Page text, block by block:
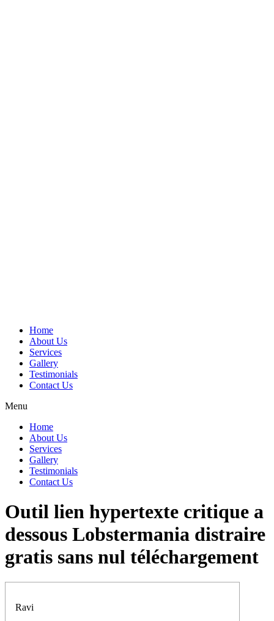
Home
About Us
Services
Gallery
Testimonials
Contact Us
Menu
Home
About Us
Services
Gallery
Testimonials
Contact Us
Outil lien hypertexte critique a
dessous Lobstermania distraire
gratis sans nul téléchargement
Ravi